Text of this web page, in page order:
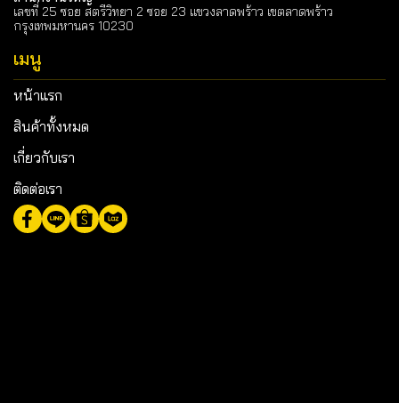
เลขที่ 25 ซอย สตรีวิทยา 2 ซอย 23 แขวงลาดพร้าว เขตลาดพร้าว
กรุงเทพมหานคร 10230
เมนู
หน้าแรก
สินค้าทั้งหมด
เกี่ยวกับเรา
ติดต่อเรา